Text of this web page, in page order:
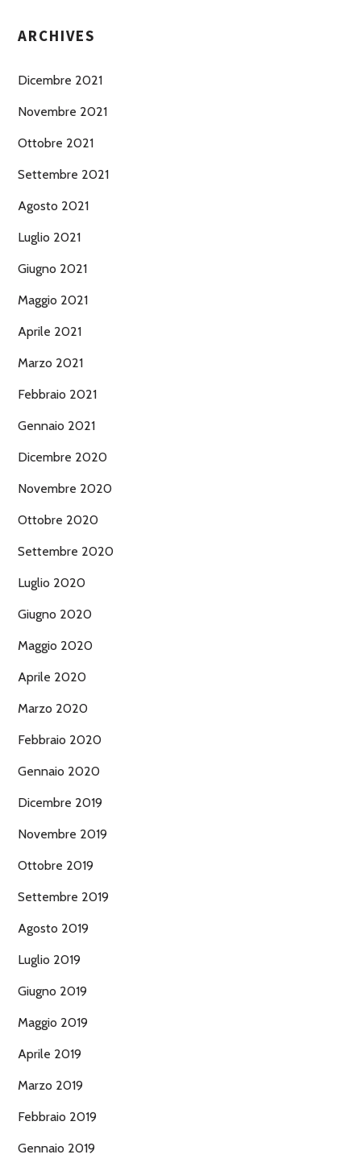
ARCHIVES
Dicembre 2021
Novembre 2021
Ottobre 2021
Settembre 2021
Agosto 2021
Luglio 2021
Giugno 2021
Maggio 2021
Aprile 2021
Marzo 2021
Febbraio 2021
Gennaio 2021
Dicembre 2020
Novembre 2020
Ottobre 2020
Settembre 2020
Luglio 2020
Giugno 2020
Maggio 2020
Aprile 2020
Marzo 2020
Febbraio 2020
Gennaio 2020
Dicembre 2019
Novembre 2019
Ottobre 2019
Settembre 2019
Agosto 2019
Luglio 2019
Giugno 2019
Maggio 2019
Aprile 2019
Marzo 2019
Febbraio 2019
Gennaio 2019